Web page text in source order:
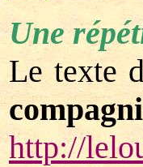
Une
Le texte
http://